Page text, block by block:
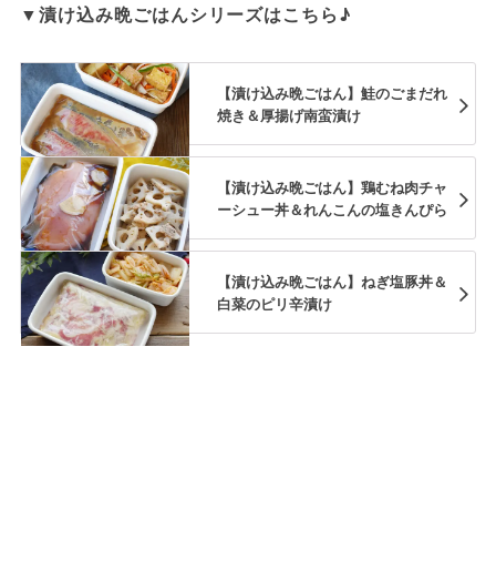
▼漬け込み晩ごはんシリーズはこちら♪
【漬け込み晩ごはん】鮭のごまだれ
焼き＆厚揚げ南蛮漬け
【漬け込み晩ごはん】鶏むね肉チャ
ーシュー丼＆れんこんの塩きんぴら
【漬け込み晩ごはん】ねぎ塩豚丼＆
白菜のピリ辛漬け